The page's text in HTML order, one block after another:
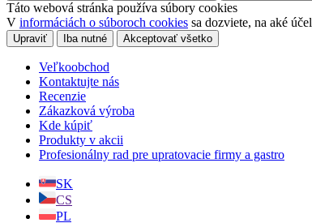
Táto webová stránka používa súbory cookies
V informáciách o súboroch cookies sa dozviete, na aké
Upraviť Iba nutné Akceptovať všetko
Veľkoobchod
Kontaktujte nás
Recenzie
Zákazková výroba
Kde kúpiť
Produkty v akcii
Profesionálny rad pre upratovacie firmy a gastro
SK
CS
PL